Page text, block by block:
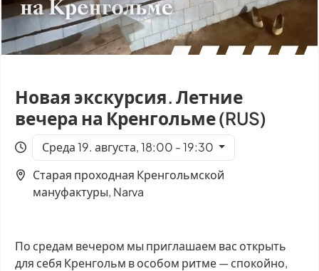
Новая экскурсия. Летние
вечера на Кренгольме (RUS)
Среда 19. августа, 18:00 - 19:30
Старая проходная Кренгольмской
мануфактуры, Narva
По средам вечером мы приглашаем вас открыть
для себя Кренгольм в особом ритме — спокойно,